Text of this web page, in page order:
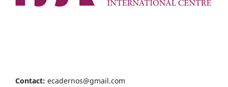
Contact: ecadernos@gmail.com